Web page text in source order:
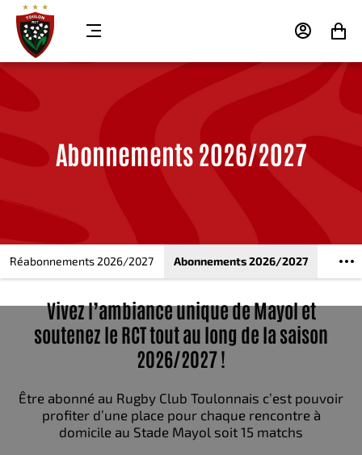
MENU
MON
MON
Abonnements 2026/2027
Réabonnements 2026/2027 Abonnements 2026/2027
Vivez l’ambiance unique de Mayol et
soutenez le RCT tout au long de la saison
2026/2027 !
Être abonné au Rugby Club Toulonnais c’est pouvoir
profiter d’une place pour chaque rencontre à
domicile au Stade Mayol soit 15 matchs